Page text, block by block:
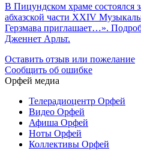
В Пицундском храме состоялся
абхазской части XXIV
Герзмава приглашает…».
Дженнет Арльт.
Оставить отзыв или пожелание
Сообщить об ошибке
Орфей медиа
Телерадиоцентр Орфей
Видео Орфей
Афиша Орфей
Ноты Орфей
Коллективы Орфей